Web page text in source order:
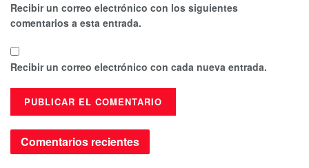
Recibir un correo electrónico con los siguientes
comentarios a esta entrada.
Recibir un correo electrónico con cada nueva entrada.
Comentarios recientes